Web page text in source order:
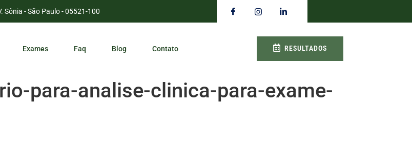
Sônia - São Paulo - 05521-100
Exames Faq Blog Contato RESULTADOS
para-analise-clinica-para-exame-